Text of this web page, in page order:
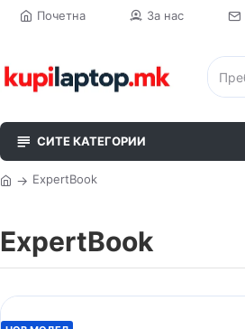
Почетна За нас
СИТЕ КАТЕГОРИИ
ExpertBook
ExpertBook